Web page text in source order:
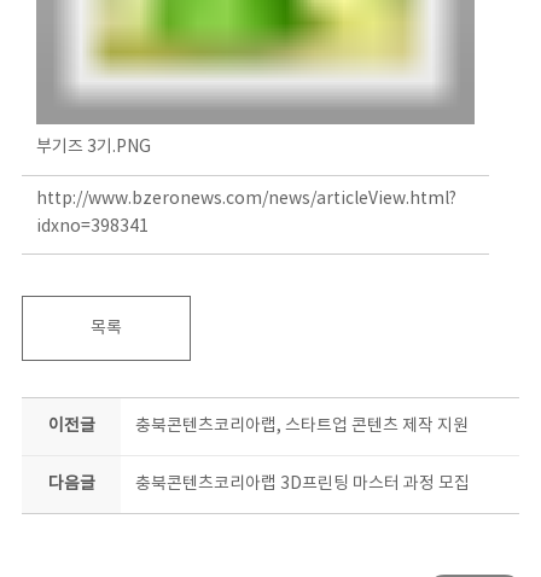
부기즈 3기.PNG
http://www.bzeronews.com/news/articleView.html?
idxno=398341
목록
이전글 충북콘텐츠코리아랩, 스타트업 콘텐츠 제작 지원
다음글 충북콘텐츠코리아랩 3D프린팅 마스터 과정 모집